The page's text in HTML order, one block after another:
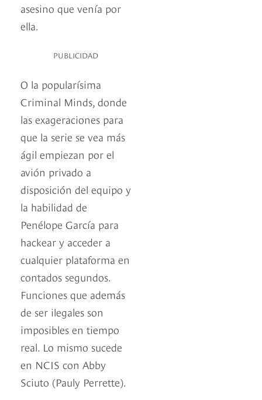
asesino que venía por
ella.
PUBLICIDAD
O la popularísima
Criminal Minds, donde
las exageraciones para
que la serie se vea más
ágil empiezan por el
avión privado a
disposición del equipo y
la habilidad de
Penélope García para
hackear y acceder a
cualquier plataforma en
contados segundos.
Funciones que además
de ser ilegales son
imposibles en tiempo
real. Lo mismo sucede
en NCIS con Abby
Sciuto (Pauly Perrette).